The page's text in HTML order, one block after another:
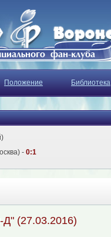
Положение Библиотека
- 0:1
(27.03.2016)